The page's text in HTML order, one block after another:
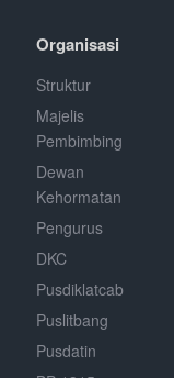
Organisasi
Struktur
Majelis
Pembimbing
Dewan
Kehormatan
Pengurus
DKC
Pusdiklatcab
Puslitbang
Pusdatin